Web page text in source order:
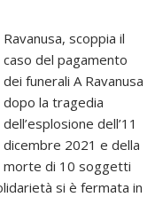
Ravanusa, scoppia il
caso del pagamento
dei funerali A Ravanusa
dopo la tragedia
dell’esplosione dell’11
dicembre 2021 e della
morte di 10 soggetti
si è fermata in